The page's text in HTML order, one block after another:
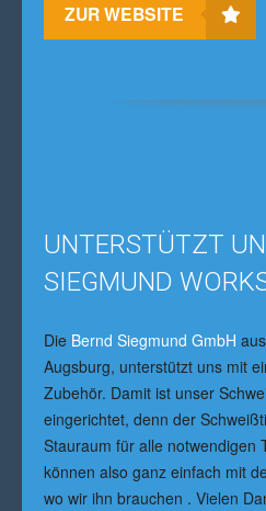
ZUR WEBSITE
UNTERSTÜTZT
SIEGMUND
Die Bernd Siegmund GmbH
Augsburg, unterstützt uns mit
Zubehör. Damit ist unser
eingerichtet, denn der
Stauraum für alle notwendigen
können also ganz einfach mit
wo wir ihn brauchen . Vielen